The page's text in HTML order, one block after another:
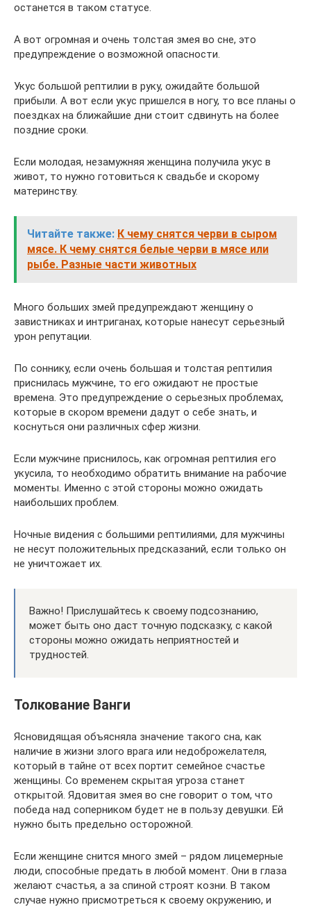
останется в таком статусе.
А вот огромная и очень толстая змея во сне, это
предупреждение о возможной опасности.
Укус большой рептилии в руку, ожидайте большой
прибыли. А вот если укус пришелся в ногу, то все планы о
поездках на ближайшие дни стоит сдвинуть на более
поздние сроки.
Если молодая, незамужняя женщина получила укус в
живот, то нужно готовиться к свадьбе и скорому
материнству.
Читайте также: К чему снятся черви в сыром
мясе. К чему снятся белые черви в мясе или
рыбе. Разные части животных
Много больших змей предупреждают женщину о
завистниках и интриганах, которые нанесут серьезный
урон репутации.
По соннику, если очень большая и толстая рептилия
приснилась мужчине, то его ожидают не простые
времена. Это предупреждение о серьезных проблемах,
которые в скором времени дадут о себе знать, и
коснуться они различных сфер жизни.
Если мужчине приснилось, как огромная рептилия его
укусила, то необходимо обратить внимание на рабочие
моменты. Именно с этой стороны можно ожидать
наибольших проблем.
Ночные видения с большими рептилиями, для мужчины
не несут положительных предсказаний, если только он
не уничтожает их.
Важно! Прислушайтесь к своему подсознанию,
может быть оно даст точную подсказку, с какой
стороны можно ожидать неприятностей и
трудностей.
Толкование Ванги
Ясновидящая объясняла значение такого сна, как
наличие в жизни злого врага или недоброжелателя,
который в тайне от всех портит семейное счастье
женщины. Со временем скрытая угроза станет
открытой. Ядовитая змея во сне говорит о том, что
победа над соперником будет не в пользу девушки. Ей
нужно быть предельно осторожной.
Если женщине снится много змей – рядом лицемерные
люди, способные предать в любой момент. Они в глаза
желают счастья, а за спиной строят козни. В таком
случае нужно присмотреться к своему окружению, и